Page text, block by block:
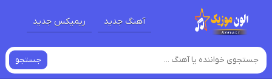
آهنگ جدید ریمیکس جدید
جستجو